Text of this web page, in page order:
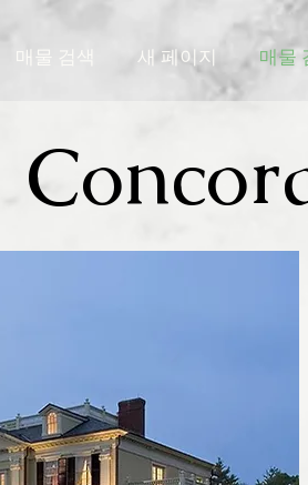
매물 검색 새 페이지 매물